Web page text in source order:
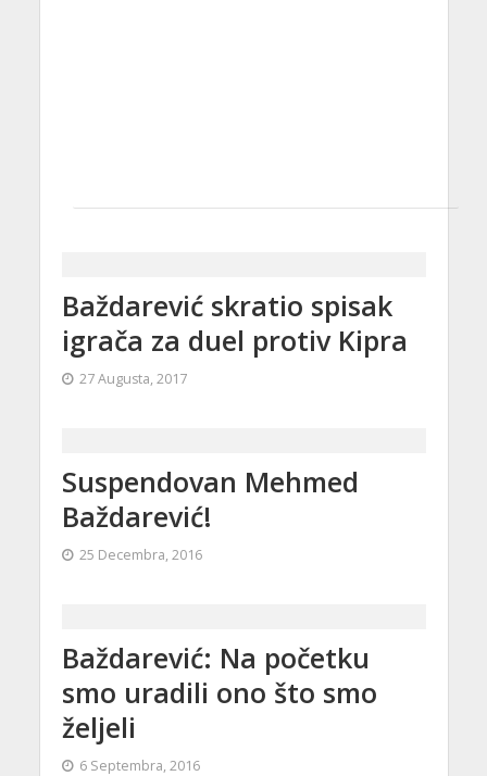
Baždarević skratio spisak
igrača za duel protiv Kipra
27 Augusta, 2017
Suspendovan Mehmed
Baždarević!
25 Decembra, 2016
Baždarević: Na početku
smo uradili ono što smo
željeli
6 Septembra, 2016